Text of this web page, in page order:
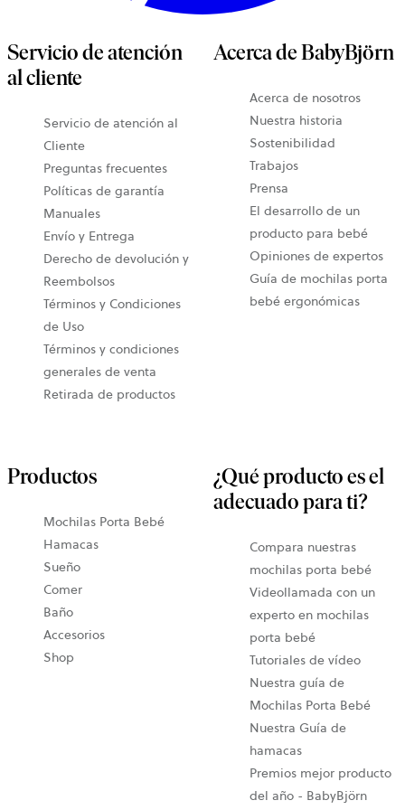
Servicio de atención
al cliente
Servicio de atención al
Cliente
Preguntas frecuentes
Políticas de garantía
Manuales
Envío y Entrega
Derecho de devolución y
Reembolsos
Términos y Condiciones
de Uso
Términos y condiciones
generales de venta
Retirada de productos
Acerca de BabyBjörn
Acerca de nosotros
Nuestra historia
Sostenibilidad
Trabajos
Prensa
El desarrollo de un
producto para bebé
Opiniones de expertos
Guía de mochilas porta
bebé ergonómicas
Productos
Mochilas Porta Bebé
Hamacas
Sueño
Comer
Baño
Accesorios
Shop
¿Qué producto es el
adecuado para ti?
Compara nuestras
mochilas porta bebé
Videollamada con un
experto en mochilas
porta bebé
Tutoriales de vídeo
Nuestra guía de
Mochilas Porta Bebé
Nuestra Guía de
hamacas
Premios mejor producto
del año - BabyBjörn